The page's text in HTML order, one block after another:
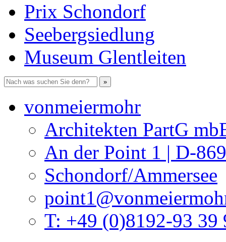
Prix Schondorf
Seebergsiedlung
Museum Glentleiten
vonmeiermohr
Architekten PartG
An der Point 1 | D-
Schondorf/Ammersee
T: +49 (0)8192-93 39